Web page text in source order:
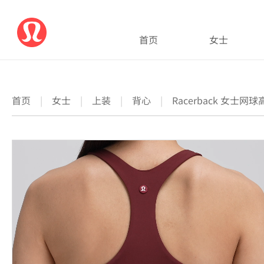
首页 女士
首页 | 女士 | 上装 | 背心 | Racerback 女士网球